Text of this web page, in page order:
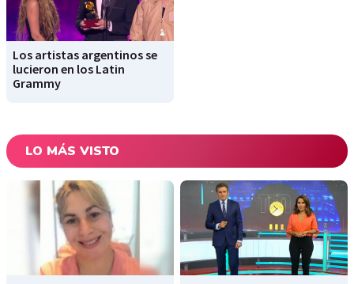
Los artistas argentinos se
lucieron en los Latin
Grammy
LO MÁS VISTO